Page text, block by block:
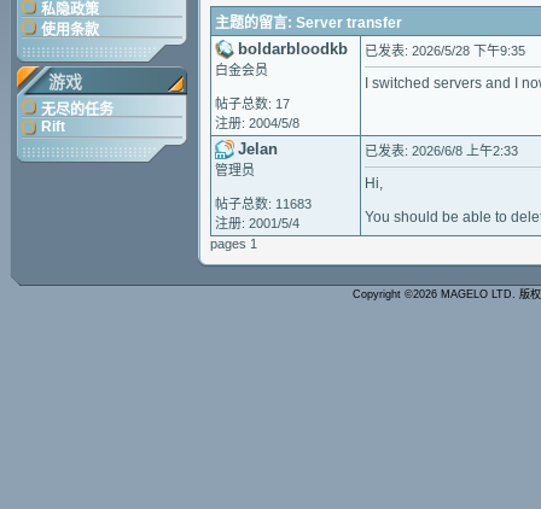
私隐政策
使用条款
游戏
无尽的任务
Rift
主题的留言: Server transfer
boldarbloodkb
白金会员
帖子总数: 17
注册: 2004/5/8
已发表: 2026/5/28 下午9:35
I switched servers and I
Jelan
管理员
帖子总数: 11683
注册: 2001/5/4
已发表: 2026/6/8 上午2:33
Hi,
You should be able to
pages 1
Copyright ©2026 MAGELO LTD. 版